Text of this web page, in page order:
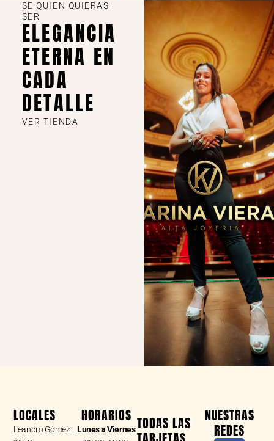
SE QUIEN QUIERAS
SER
ELEGANCIA
ETERNA EN
CADA
DETALLE
VER TIENDA
LOCALES
Leandro Gómez
HORARIOS
Lunes a ViernesTODAS LAS
NUESTRAS
REDES